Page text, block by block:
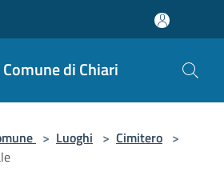
Comune di Chiari
> Luoghi > Cimitero >